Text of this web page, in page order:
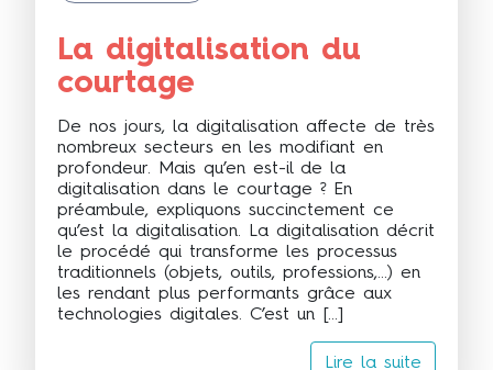
La digitalisation du
courtage
De nos jours, la digitalisation affecte de très
nombreux secteurs en les modifiant en
profondeur. Mais qu’en est-il de la
digitalisation dans le courtage ? En
préambule, expliquons succinctement ce
qu’est la digitalisation. La digitalisation décrit
le procédé qui transforme les processus
traditionnels (objets, outils, professions,…) en
les rendant plus performants grâce aux
technologies digitales. C’est un […]
Lire la suite